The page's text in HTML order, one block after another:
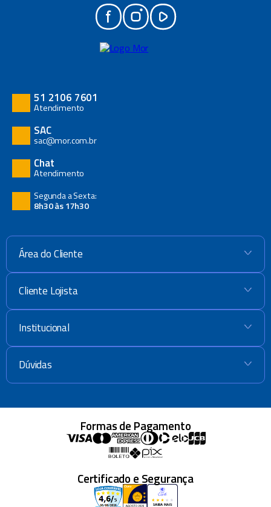
51 2106 7601
Atendimento
SAC
sac@mor.com.br
Chat
Atendimento
Segunda a Sexta:
8h30 às 17h30
Área do Cliente +
Cliente Lojista +
Institucional +
Dúvidas +
Formas de Pagamento
Certificado e Segurança